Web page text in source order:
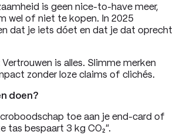
is geen nice-to-have meer,
wel of niet te kopen. In 2025
dat je iets dóet en dat je dat oprecht
Vertrouwen is alles. Slimme merken
zonder loze claims of clichés.
doen?
toe aan je end-card of
tas bespaart 3 kg CO₂”.